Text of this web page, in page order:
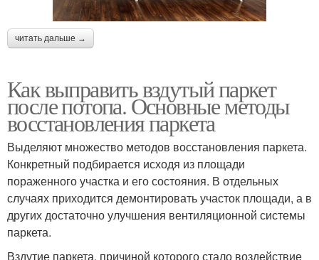
читать дальше →
Как выправить вздутый паркет
после потопа. Основные методы
восстановления паркета
Выделяют множество методов восстановления паркета.
Конкретный подбирается исходя из площади
пораженного участка и его состояния. В отдельных
случаях приходится демонтировать участок площади, а в
других достаточно улучшения вентиляционной системы
паркета.
Вздутие паркета, причиной которого стало воздействие